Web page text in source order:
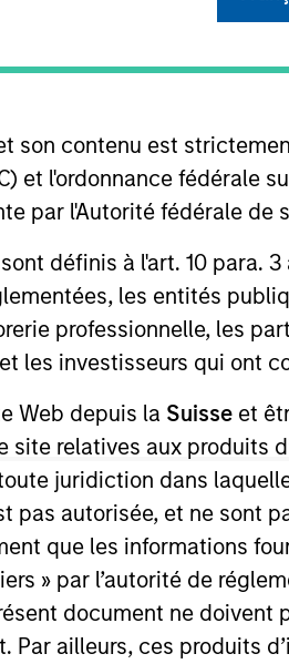
son contenu est
et l'ordonnance fédérale
par l'Autorité fédérale
sont définis à l'art. 10 para.
les entités
professionnelle, les
les investisseurs qui ont
Web depuis la Suisse et
site relatives aux produits
juridiction dans
pas autorisée, et ne sont
que les informations
» par l’autorité de
document ne doivent
Par ailleurs, ces produits
First
is a tech startup that
over their
Quality Management
comprehensive, user-
It’s the only enterprise
excellence into a single,
Opportunities
above is provided for
(for realized holdings),
of their respective owners. The
on any links shown here, you
and the inclusion of any
information contained in any